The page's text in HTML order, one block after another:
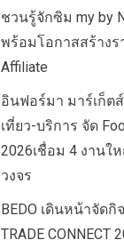
ชวนรู้จักซิม my by
พร้อมโอกาสสร้างร
Affiliate
อินฟอร์มา มาร์เก็ต
เที่ยว-บริการ จัด
2026เชื่อม 4 งานใ
วงจร
BEDO เดินหน้าจัดกิ
TRADE